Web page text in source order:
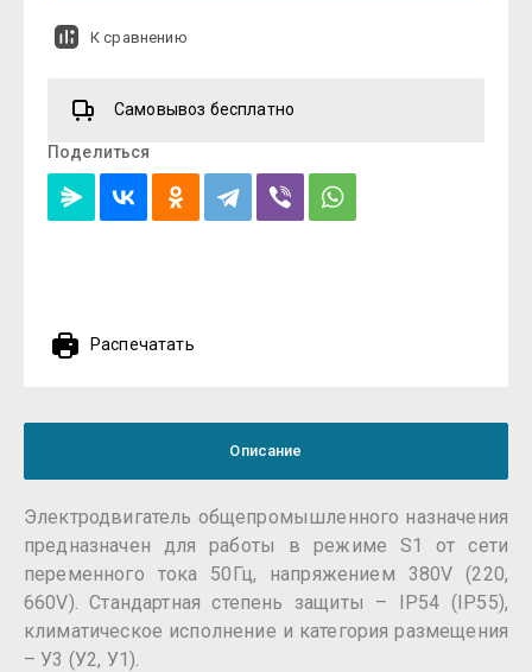
К сравнению
Самовывоз бесплатно
Поделиться
Распечатать
Описание
Электродвигатель общепромышленного назначения
предназначен для работы в режиме S1 от сети
переменного тока 50Гц, напряжением 380V (220,
660V). Стандартная степень защиты – IP54 (IP55),
климатическое исполнение и категория размещения
– У3 (У2, У1).